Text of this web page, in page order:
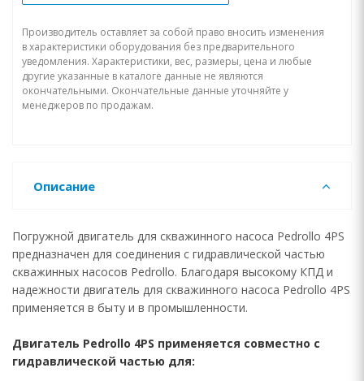
Производитель оставляет за собой право вносить изменения
в характеристики оборудования без предварительного
уведомления. Характеристики, вес, размеры, цена и любые
другие указанные в каталоге данные не являются
окончательными. Окончательные данные уточняйте у
менеджеров по продажам.
Описание
Погружной двигатель для скважинного насоса Pedrollo 4PS
предназначен для соединения с гидравлической частью
скважинных насосов Pedrollo. Благодаря высокому КПД и
надежности двигатель для скважинного насоса Pedrollo 4PS
применяется в быту и в промышленности.
Двигатель Pedrollo 4PS применяется совместно с
гидравлической частью для: